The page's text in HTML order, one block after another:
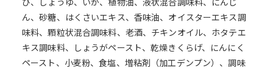
ん、砂糖、はくさいエキス、香味油、オイスターエキス調
味料、顆粒状混合調味料、老酒、チキンオイル、ホタテエ
キス調味料、しょうがペースト、乾燥きくらげ、にんにく
ペースト、小麦粉、食塩、増粘剤（加工デンプン）、調味